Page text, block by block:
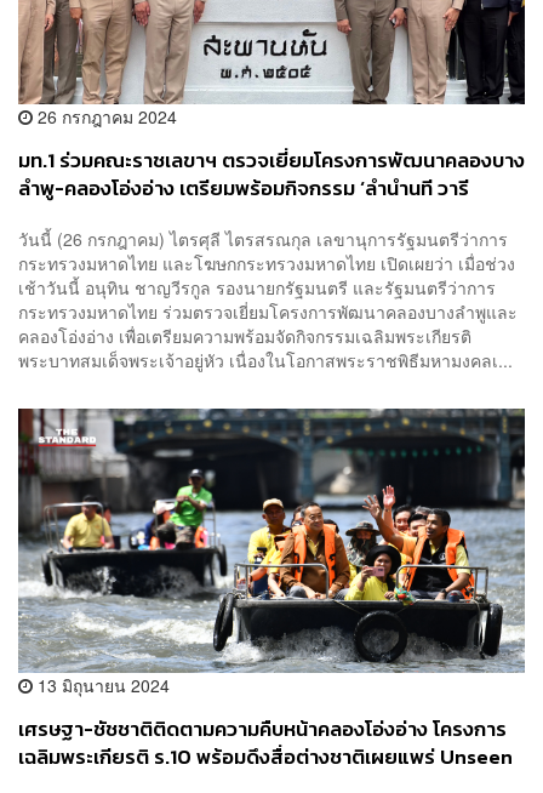
26 กรกฎาคม 2024
มท.1 ร่วมคณะราชเลขาฯ ตรวจเยี่ยมโครงการพัฒนาคลองบาง
ลำพู-คลองโอ่งอ่าง เตรียมพร้อมกิจกรรม ‘ลำนำนที วารี
วันนี้ (26 กรกฎาคม) ไตรศุลี ไตรสรณกุล เลขานุการรัฐมนตรีว่าการ
กระทรวงมหาดไทย และโฆษกกระทรวงมหาดไทย เปิดเผยว่า เมื่อช่วง
เช้าวันนี้ อนุทิน ชาญวีรกูล รองนายกรัฐมนตรี และรัฐมนตรีว่าการ
กระทรวงมหาดไทย ร่วมตรวจเยี่ยมโครงการพัฒนาคลองบางลำพูและ
คลองโอ่งอ่าง เพื่อเตรียมความพร้อมจัดกิจกรรมเฉลิมพระเกียรติ
พระบาทสมเด็จพระเจ้าอยู่หัว เนื่องในโอกาสพระราชพิธีมหามงคลเ...
13 มิถุนายน 2024
เศรษฐา-ชัชชาติติดตามความคืบหน้าคลองโอ่งอ่าง โครงการ
เฉลิมพระเกียรติ ร.10 พร้อมดึงสื่อต่างชาติเผยแพร่ Unseen